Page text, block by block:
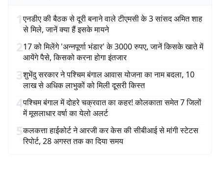
1एनडीए की बैठक से दूरी बनाने वाले टीएमसी के 3 सांसद अमित शाह
से मिले, जानें क्या हैं इसके मायने
217 को मिलेंगे 'अन्नपूर्णा भंडार' के 3000 रुपए, जानें किसके खाते में
आयेंगे पैसे, किसको करना होगा इंतजार
3शुभेंदु सरकार ने पश्चिम बंगाल आवास योजना का नाम बदला, 10
लाख से अधिक लाभुकों को मिली दूसरी किस्त
4पश्चिम बंगाल में दोहरे चक्रवात का कहर! कोलकाता समेत 7 जिलों
में मूसलाधार वर्षा का येलो अलर्ट
5कलकत्ता हाईकोर्ट ने आरजी कर केस की सीबीआई से मांगी स्टेटस
रिपोर्ट, 28 अगस्त तक का दिया समय